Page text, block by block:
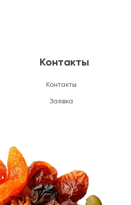
Контакты
Контакты
Заявка